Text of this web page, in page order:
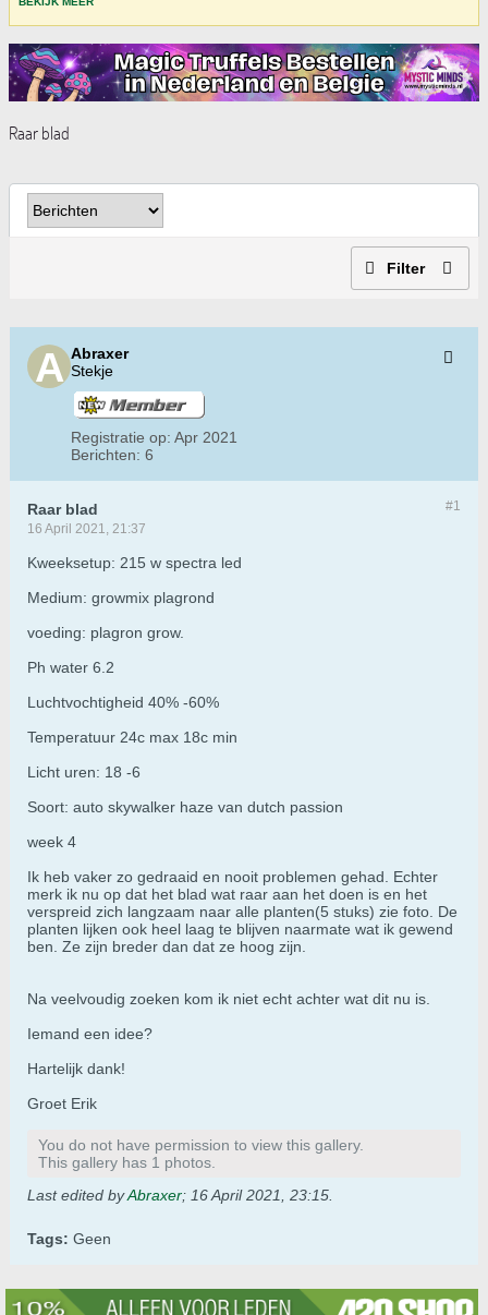
Raar blad
Filter
Abraxer
Stekje
Registratie op: Apr 2021
Berichten: 6
#1
Raar blad
16 April 2021, 21:37
Kweeksetup: 215 w spectra led
Medium: growmix plagrond
voeding: plagron grow.
Ph water 6.2
Luchtvochtigheid 40% -60%
Temperatuur 24c max 18c min
Licht uren: 18 -6
Soort: auto skywalker haze van dutch passion
week 4
Ik heb vaker zo gedraaid en nooit problemen gehad. Echter
merk ik nu op dat het blad wat raar aan het doen is en het
verspreid zich langzaam naar alle planten(5 stuks) zie foto. De
planten lijken ook heel laag te blijven naarmate wat ik gewend
ben. Ze zijn breder dan dat ze hoog zijn.
Na veelvoudig zoeken kom ik niet echt achter wat dit nu is.
Iemand een idee?
Hartelijk dank!
Groet Erik
You do not have permission to view this gallery.
This gallery has 1 photos.
Last edited byAbraxer; 16 April 2021, 23:15
Tags: Geen